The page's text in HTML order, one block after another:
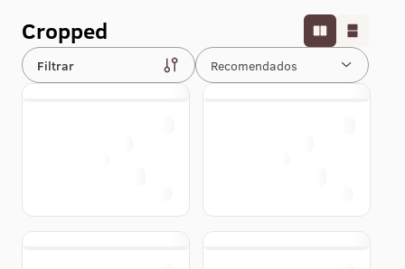
Cropped
Filtrar Recomendados